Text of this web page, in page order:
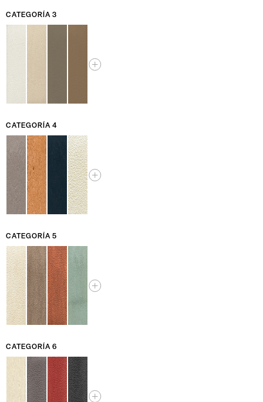
CATEGORÍA 3
CATEGORÍA 4
CATEGORÍA 5
CATEGORÍA 6